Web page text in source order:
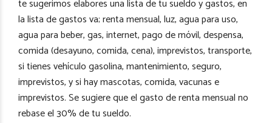
te sugerimos elabores una lista de tu sueldo y gastos, en
la lista de gastos va; renta mensual, luz, agua para uso,
agua para beber, gas, internet, pago de móvil, despensa,
comida (desayuno, comida, cena), imprevistos, transporte,
si tienes vehículo gasolina, mantenimiento, seguro,
imprevistos, y si hay mascotas, comida, vacunas e
imprevistos. Se sugiere que el gasto de renta mensual no
rebase el 30% de tu sueldo.